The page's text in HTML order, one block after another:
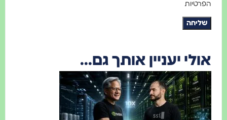
הפרטיות
שליחה
אולי יעניין אותך גם...